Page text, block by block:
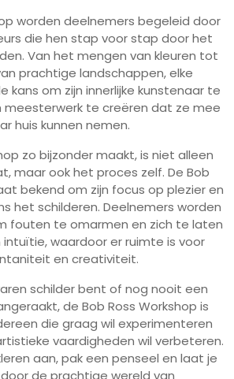
worden deelnemers begeleid door
die hen stap voor stap door het
Van het mengen van kleuren tot
prachtige landschappen, elke
kans om zijn innerlijke kunstenaar te
meesterwerk te creëren dat ze mee
huis kunnen nemen.
zo bijzonder maakt, is niet alleen
maar ook het proces zelf. De Bob
bekend om zijn focus op plezier en
het schilderen. Deelnemers worden
fouten te omarmen en zich te laten
intuïtie, waardoor er ruimte is voor
en creativiteit.
schilder bent of nog nooit een
de Bob Ross Workshop is
die graag wil experimenteren
vaardigheden wil verbeteren.
aan, pak een penseel en laat je
de prachtige wereld van